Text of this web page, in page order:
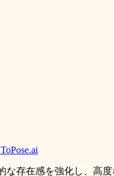
な存在感を強化し、高